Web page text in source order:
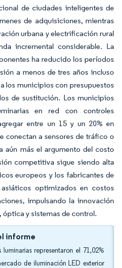
de ciudades inteligentes de
de adquisiciones, mientras
urbana y electrificación rural
incremental considerable. La
ha reducido los períodos
a menos de tres años incluso
los municipios con presupuestos
de sustitución. Los municipios
en red con controles
entre un 15 y un 20% en
conectan a sensores de tráfico o
aún más el argumento del costo
competitiva sigue siendo alta
europeos y los fabricantes de
optimizados en costos
impulsando la innovación
y sistemas de control.
informe
representaron el 71,02%
de iluminación LED exterior